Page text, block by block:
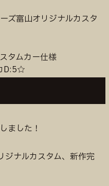
ズ富山オリジナルカスタ
タムカー仕様
D:5☆
ました！
ナルカスタム、新作完